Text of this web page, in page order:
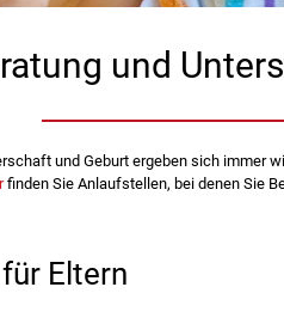
und
und Geburt ergeben sich immer
finden Sie Anlaufstellen, bei denen Sie
Eltern